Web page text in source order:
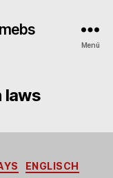
Menü
laws
ENGLISCH